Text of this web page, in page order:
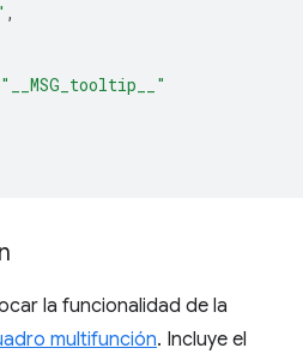
,
"__MSG_tooltip__"
la funcionalidad de la
multifunción. Incluye el